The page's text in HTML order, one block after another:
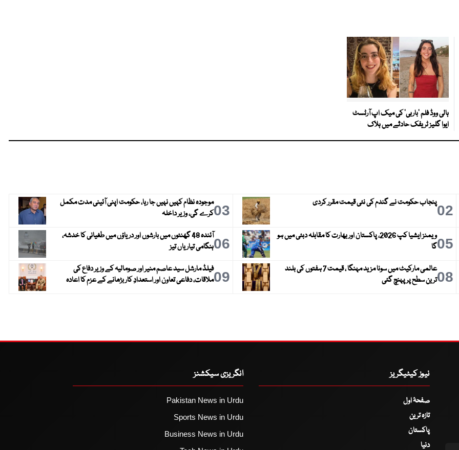
ہالی ووڈ فلم ’باربی‘ کی میک اپ آرٹسٹ
ایوا گلیز ٹریفک حادثے میں ہلاک
02پنجاب حکومت نے گندم کی نئی قیمت مقرر کردی 03موجودہ نظام کہیں نہیں جا رہا، حکومت اپنی آئینی مدت مکمل
کرے گی، وزیر داخلہ
05
ویمنز ایشیا کپ 2026، پاکستان اور بھارت کا مقابلہ دبئی میں ہو
گا
06
آئندہ 48 گھنٹوں میں بارشوں اور دریاؤں میں طغیانی کا خدشہ،
ہنگامی تیاریاں تیز
08
عالمی مارکیٹ میں سونا مزید مہنگا ، قیمت 7 ہفتوں کی بلند
ترین سطح پر پہنچ گئی
09فیلڈ مارشل سید عاصم منیر اور صومالیہ کے وزیر دفاع کی
ملاقات، دفاعی تعاون اور استعدادِ کار بڑھانے کے عزم کا اعادہ
نیوز کیٹیگریز
صفحۂ اول
تازہ ترین
پاکستان
دنیا
انگریزی سیکشنز
Pakistan News in Urdu
Sports News in Urdu
Business News in Urdu